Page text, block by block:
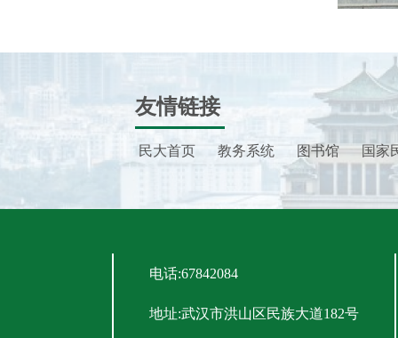
友情链接
民大首页 教务系统 图书馆 国家
电话:67842084
地址:武汉市洪山区民族大道182号